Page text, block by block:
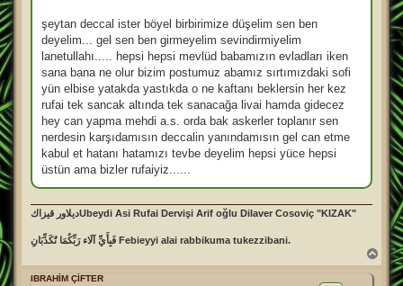
şeytan deccal ister böyel birbirimize düşelim sen ben
deyelim... gel sen ben girmeyelim sevindirmiyelim
lanetullahı..... hepsi hepsi mevlüd babamızın evladları iken
sana bana ne olur bizim postumuz abamız sırtımızdaki sofi
yün elbise yatakda yastıkda o ne kaftanı beklersin her kez
rufai tek sancak altında tek sanacağa livai hamda gidecez
hey can yapma mehdi a.s. orda bak askerler toplanır sen
nerdesin karşıdamısın deccalin yanındamısın gel can etme
kabul et hatanı hatamızı tevbe deyelim hepsi yüce hepsi
üstün ama bizler rufaiyiz......
ديلاور قيزاكUbeydi Asi Rufai Dervişi Arif oğlu Dilaver Cosoviç "KIZAK"
فَبِأَيِّ آلَاء رَبِّكُمَا تُكَذِّبَانِ Febieyyi alai rabbikuma tukezzibani.
a
İBRAHİM ÇİFTER